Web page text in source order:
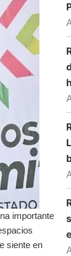
importante
siente en